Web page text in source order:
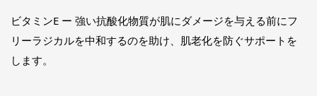
ビタミンE ー 強い抗酸化物質が肌にダメージを与える前にフ
リーラジカルを中和するのを助け、肌老化を防ぐサポートを
します。